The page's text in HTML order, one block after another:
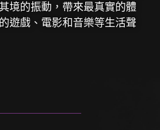
境的振動，帶來最真實的體
遊戲、電影和音樂等生活聲